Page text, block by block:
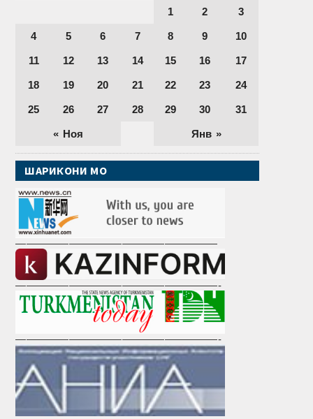
« Ноя Янв »
1 2 3
4 5 6 7 8 9 10
11 12 13 14 15 16 17
18 19 20 21 22 23 24
25 26 27 28 29 30 31
ШАРИКОНИ МО
———————————————————
———————————————————-
———————————————————-